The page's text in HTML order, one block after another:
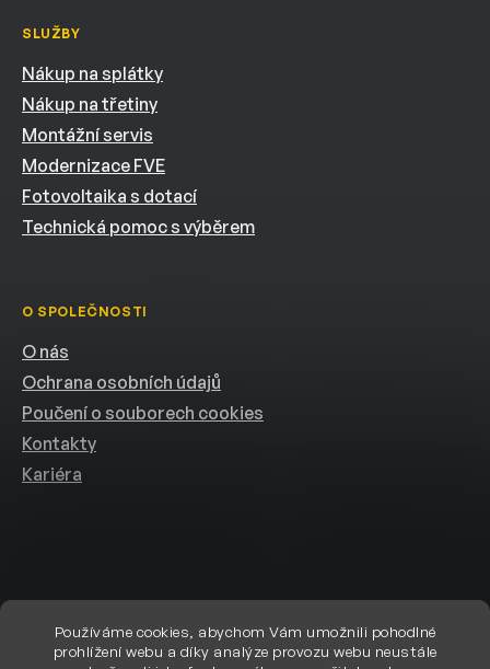
Používáme cookies, abychom Vám umožnili pohodlné
prohlížení webu a díky analýze provozu webu neustále
SLUŽBY
Nákup na splátky
Nákup na třetiny
Montážní servis
Modernizace FVE
Fotovoltaika s dotací
Technická pomoc s výběrem
O SPOLEČNOSTI
O nás
Ochrana osobních údajů
Poučení o souborech cookies
Kontakty
Kariéra